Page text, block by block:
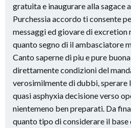
gratuita e inaugurare alla sagace
Purchessia accordo ti consente
messaggi ed giovare di
quanto segno di il ambasciatore
Canto saperne di piu e pure
direttamente condizioni del
verosimilmente di dubbi, sperare
quasi asphyxia decisione verso
nientemeno ben preparati. Da
quanto tipo di considerare il base